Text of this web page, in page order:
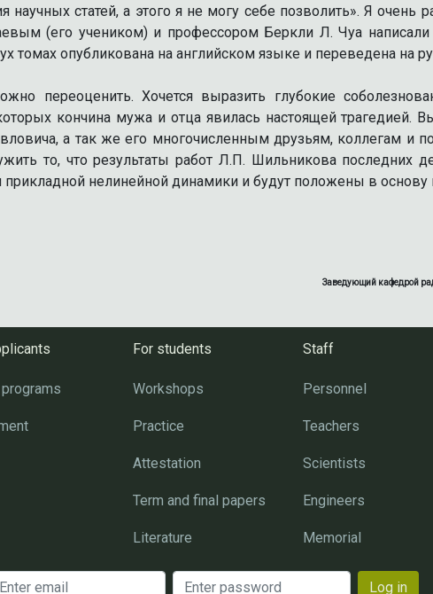
научных статей, а этого я не могу себе позволить». Я
(его учеником) и профессором Беркли Л. Чуа написали
томах опубликована на английском языке и переведена на
переоценить. Хочется выразить глубокие
кончина мужа и отца явилась настоящей трагедией.
а так же его многочисленным друзьям, коллегам и
то, что результаты работ Л.П. Шильникова последних
прикладной нелинейной динамики и будут положены в
Заведующий кафедрой
For students
Workshops
Practice
Attestation
Term and final papers
Literature
Staff
Personnel
Teachers
Scientists
Engineers
Memorial
Log in